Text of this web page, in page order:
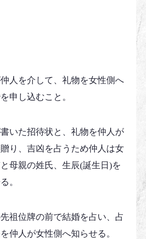
人を介して、礼物を女性側へ
申し込むこと。
いた招待状と、礼物を仲人が
り、吉凶を占うため仲人は女
母親の姓氏、生辰(誕生日)を
。
祖位牌の前で結婚を占い、占
仲人が女性側へ知らせる。